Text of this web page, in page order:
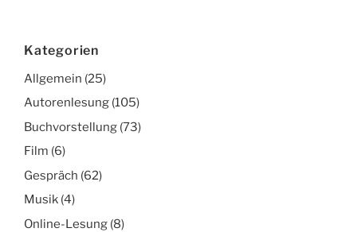
Kategorien
Allgemein (25)
Autorenlesung (105)
Buchvorstellung (73)
Film (6)
Gespräch (62)
Musik (4)
Online-Lesung (8)